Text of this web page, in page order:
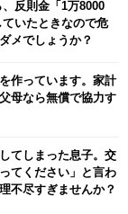
反則金「1万8000
いたときなので危
メでしょうか？
作っています。家計
母なら無償で協力す
てしまった息子。交
てください」と言わ
不尽すぎませんか？